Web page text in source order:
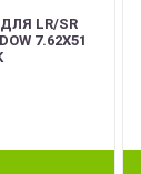
LR/SR
7.62X51